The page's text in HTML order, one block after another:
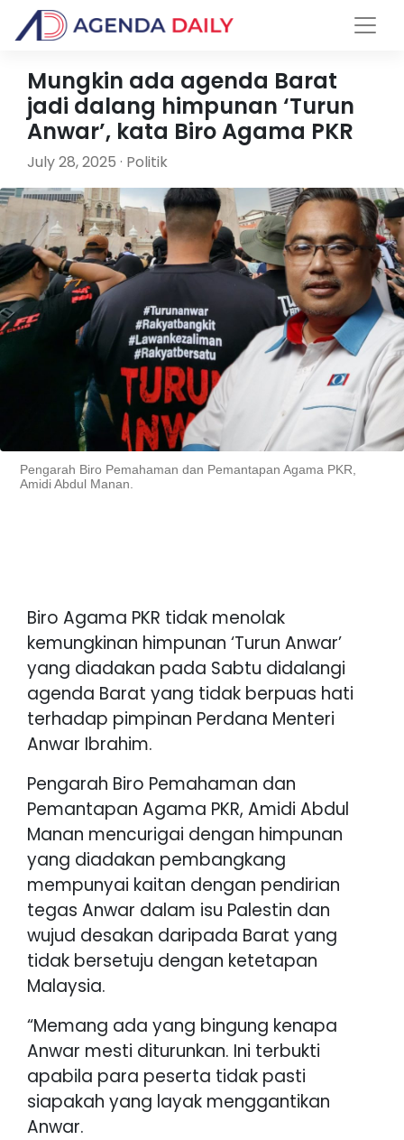
Mungkin ada agenda Barat
jadi dalang himpunan ‘Turun
Anwar’, kata Biro Agama PKR
July 28, 2025 · Politik
Pengarah Biro Pemahaman dan Pemantapan Agama PKR,
Amidi Abdul Manan.
Biro Agama PKR tidak menolak
kemungkinan himpunan ‘Turun Anwar’
yang diadakan pada Sabtu didalangi
agenda Barat yang tidak berpuas hati
terhadap pimpinan Perdana Menteri
Anwar Ibrahim.
Pengarah Biro Pemahaman dan
Pemantapan Agama PKR, Amidi Abdul
Manan mencurigai dengan himpunan
yang diadakan pembangkang
mempunyai kaitan dengan pendirian
tegas Anwar dalam isu Palestin dan
wujud desakan daripada Barat yang
tidak bersetuju dengan ketetapan
Malaysia.
“Memang ada yang bingung kenapa
Anwar mesti diturunkan. Ini terbukti
apabila para peserta tidak pasti
siapakah yang layak menggantikan
Anwar.